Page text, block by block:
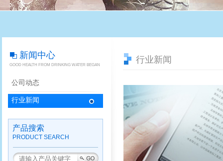
新闻中心
GOOD HEALTH FROM DRINKING WATER BEGAN
公司动态
行业新闻
产品搜索
PRODUCT SEARCH
行业新闻